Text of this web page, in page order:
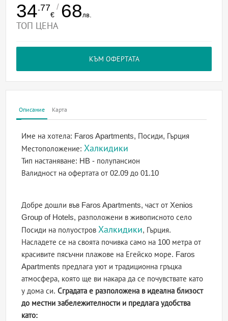
34.77
€
/ 68лв.
ТОП ЦЕНА
КЪМ ОФЕРТАТА
Описание Карта
Име на хотела: Faros Apartments, Посиди, Гърция
Местоположение: Халкидики
Тип настаняване: HB - полупансион
Валидност на офертатаот 02.09 до 01.10
Добре дошли във Faros Apartments, част от Xenios
Group of Hotels, разположени в живописното село
Посиди на полуостров Халкидики, Гърция.
Насладете се на своята почивка само на 100 метра от
красивите пясъчни плажове на Егейско море. Faros
Apartments предлага уют и традиционна гръцка
атмосфера, която ще ви накара да се почувствате като
у дома си.Сградата е разположена в идеална близост
до местни забележителности и предлага удобства
като: